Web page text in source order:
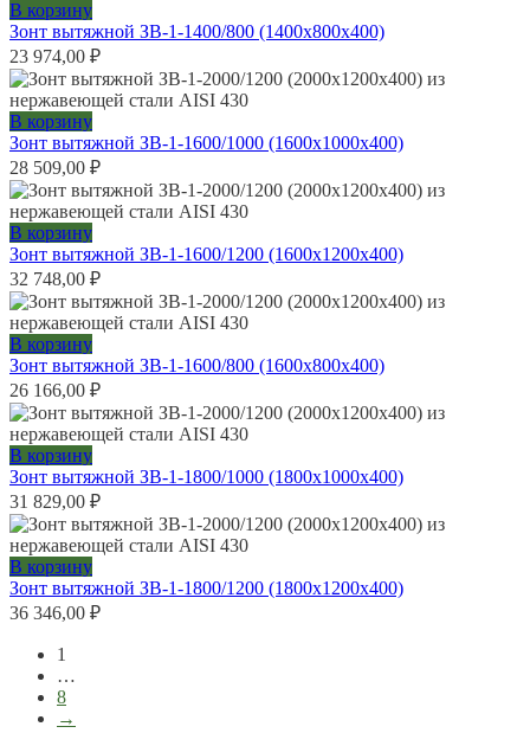
В корзину
Зонт вытяжной ЗВ-1-1400/800 (1400х800х400)
23 974,00 ₽
В корзину
Зонт вытяжной ЗВ-1-1600/1000 (1600х1000х400)
28 509,00 ₽
В корзину
Зонт вытяжной ЗВ-1-1600/1200 (1600х1200х400)
32 748,00 ₽
В корзину
Зонт вытяжной ЗВ-1-1600/800 (1600х800х400)
26 166,00 ₽
В корзину
Зонт вытяжной ЗВ-1-1800/1000 (1800х1000х400)
31 829,00 ₽
В корзину
Зонт вытяжной ЗВ-1-1800/1200 (1800х1200х400)
36 346,00 ₽
1
…
8
→